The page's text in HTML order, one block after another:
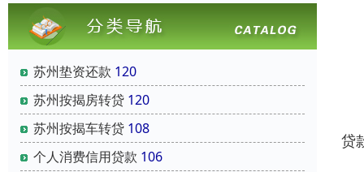
苏州垫资还款 120
苏州按揭房转贷 120
苏州按揭车转贷 108
个人消费信用贷款 106
贷